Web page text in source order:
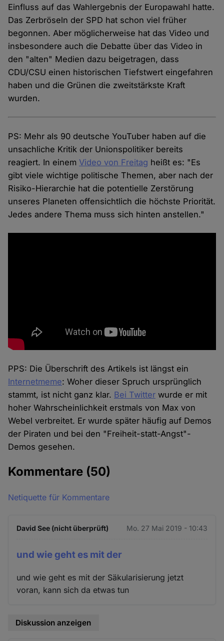
Einfluss auf das Wahlergebnis der Europawahl hatte.
Das Zerbröseln der SPD hat schon viel früher
begonnen. Aber möglicherweise hat das Video und
insbesondere auch die Debatte über das Video in
den "alten" Medien dazu beigetragen, dass
CDU/CSU einen historischen Tiefstwert eingefahren
haben und die Grünen die zweitstärkste Kraft
wurden.
PS: Mehr als 90 deutsche YouTuber haben auf die
unsachliche Kritik der Unionspolitiker bereits
reagiert. In einemVideo von Freitag heißt es: "Es
gibt viele wichtige politische Themen, aber nach der
Risiko-Hierarchie hat die potentielle Zerstörung
unseres Planeten offensichtlich die höchste Priorität.
Jedes andere Thema muss sich hinten anstellen."
PPS: Die Überschrift des Artikels ist längst ein
Internetmeme: Woher dieser Spruch ursprünglich
stammt, ist nicht ganz klar. Bei Twitter wurde er mit
hoher Wahrscheinlichkeit erstmals von Max von
Webel verbreitet. Er wurde später häufig auf Demos
der Piraten und bei den "Freiheit-statt-Angst"-
Demos gesehen.
Kommentare (50)
Netiquette für Kommentare
David See (nicht überprüft) Mo. 27 Mai 2019 - 10:43
und wie geht es mit der
und wie geht es mit der Säkularisierung jetzt
voran, kann sich da etwas tun
Diskussion anzeigen